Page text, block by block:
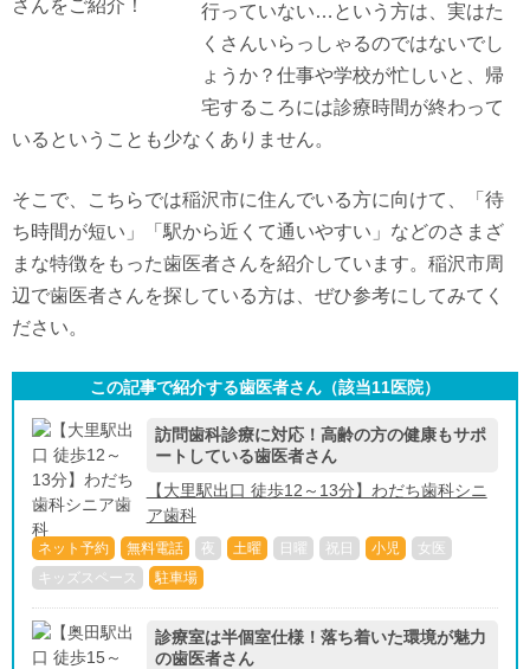
行っていない…という方は、実はた
くさんいらっしゃるのではないでし
ょうか？仕事や学校が忙しいと、帰
宅するころには診療時間が終わって
いるということも少なくありません。
そこで、こちらでは稲沢市に住んでいる方に向けて、「待
ち時間が短い」「駅から近くて通いやすい」などのさまざ
まな特徴をもった歯医者さんを紹介しています。稲沢市周
辺で歯医者さんを探している方は、ぜひ参考にしてみてく
ださい。
この記事で紹介する歯医者さん（該当11医院）
訪問歯科診療に対応！高齢の方の健康もサポ
ートしている歯医者さん
【大里駅出口 徒歩12～13分】わだち歯科シニ
ア歯科
ネット予約 無料電話 夜 土曜 日曜 祝日 小児
女医
キッズスペース
駐車場
診療室は半個室仕様！落ち着いた環境が魅力
の歯医者さん